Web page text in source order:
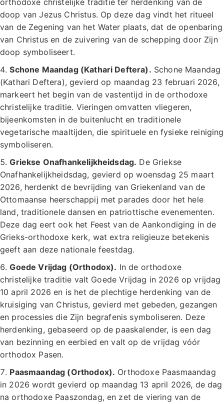
orthodoxe christelijke traditie ter herdenking van de
doop van Jezus Christus. Op deze dag vindt het ritueel
van de Zegening van het Water plaats, dat de openbaring
van Christus en de zuivering van de schepping door Zijn
doop symboliseert.
Schone Maandag (Kathari Deftera). Schone Maandag
(Kathari Deftera), gevierd op maandag 23 februari 2026,
markeert het begin van de vastentijd in de orthodoxe
christelijke traditie. Vieringen omvatten vliegeren,
bijeenkomsten in de buitenlucht en traditionele
vegetarische maaltijden, die spirituele en fysieke reiniging
symboliseren.
Griekse Onafhankelijkheidsdag. De Griekse
Onafhankelijkheidsdag, gevierd op woensdag 25 maart
2026, herdenkt de bevrijding van Griekenland van de
Ottomaanse heerschappij met parades door het hele
land, traditionele dansen en patriottische evenementen.
Deze dag eert ook het Feest van de Aankondiging in de
Grieks-orthodoxe kerk, wat extra religieuze betekenis
geeft aan deze nationale feestdag.
Goede Vrijdag (Orthodox). In de orthodoxe
christelijke traditie valt Goede Vrijdag in 2026 op vrijdag
10 april 2026 en is het de plechtige herdenking van de
kruisiging van Christus, gevierd met gebeden, gezangen
en processies die Zijn begrafenis symboliseren. Deze
herdenking, gebaseerd op de paas­kalender, is een dag
van bezinning en eerbied en valt op de vrijdag vóór
orthodox Pasen.
Paasmaandag (Orthodox). Orthodoxe Paasmaandag
in 2026 wordt gevierd op maandag 13 april 2026, de dag
na orthodoxe Paaszondag, en zet de viering van de